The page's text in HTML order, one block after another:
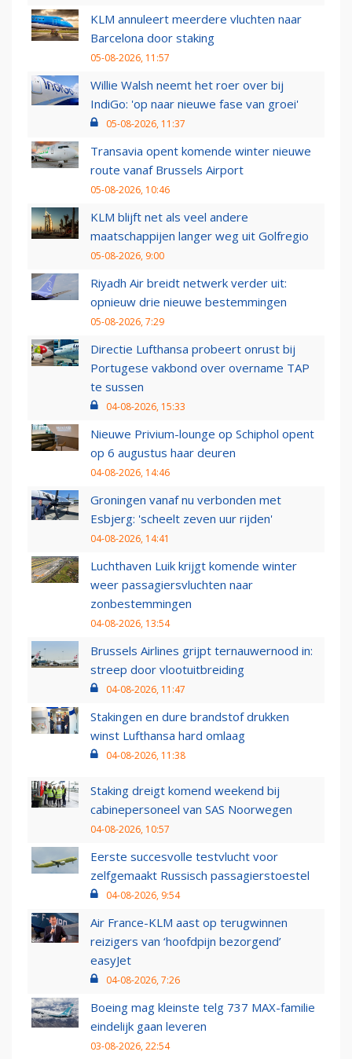
KLM annuleert meerdere vluchten naar
Barcelona door staking
05-08-2026, 11:57
Willie Walsh neemt het roer over bij
IndiGo: 'op naar nieuwe fase van groei'
05-08-2026, 11:37
Transavia opent komende winter nieuwe
route vanaf Brussels Airport
05-08-2026, 10:46
KLM blijft net als veel andere
maatschappijen langer weg uit Golfregio
05-08-2026, 9:00
Riyadh Air breidt netwerk verder uit:
opnieuw drie nieuwe bestemmingen
05-08-2026, 7:29
Directie Lufthansa probeert onrust bij
Portugese vakbond over overname TAP
te sussen
04-08-2026, 15:33
Nieuwe Privium-lounge op Schiphol opent
op 6 augustus haar deuren
04-08-2026, 14:46
Groningen vanaf nu verbonden met
Esbjerg: 'scheelt zeven uur rijden'
04-08-2026, 14:41
Luchthaven Luik krijgt komende winter
weer passagiersvluchten naar
zonbestemmingen
04-08-2026, 13:54
Brussels Airlines grijpt ternauwernood in:
streep door vlootuitbreiding
04-08-2026, 11:47
Stakingen en dure brandstof drukken
winst Lufthansa hard omlaag
04-08-2026, 11:38
Staking dreigt komend weekend bij
cabinepersoneel van SAS Noorwegen
04-08-2026, 10:57
Eerste succesvolle testvlucht voor
zelfgemaakt Russisch passagierstoestel
04-08-2026, 9:54
Air France-KLM aast op terugwinnen
reizigers van ‘hoofdpijn bezorgend’
easyJet
04-08-2026, 7:26
Boeing mag kleinste telg 737 MAX-familie
eindelijk gaan leveren
03-08-2026, 22:54